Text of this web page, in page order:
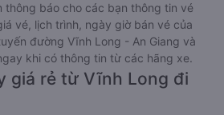
thông báo cho các bạn thông tin vé
vé, lịch trình, ngày giờ bán vé của
đường Vĩnh Long - An Giang và
khi có thông tin từ các hãng xe.
giá rẻ từ Vĩnh Long đi